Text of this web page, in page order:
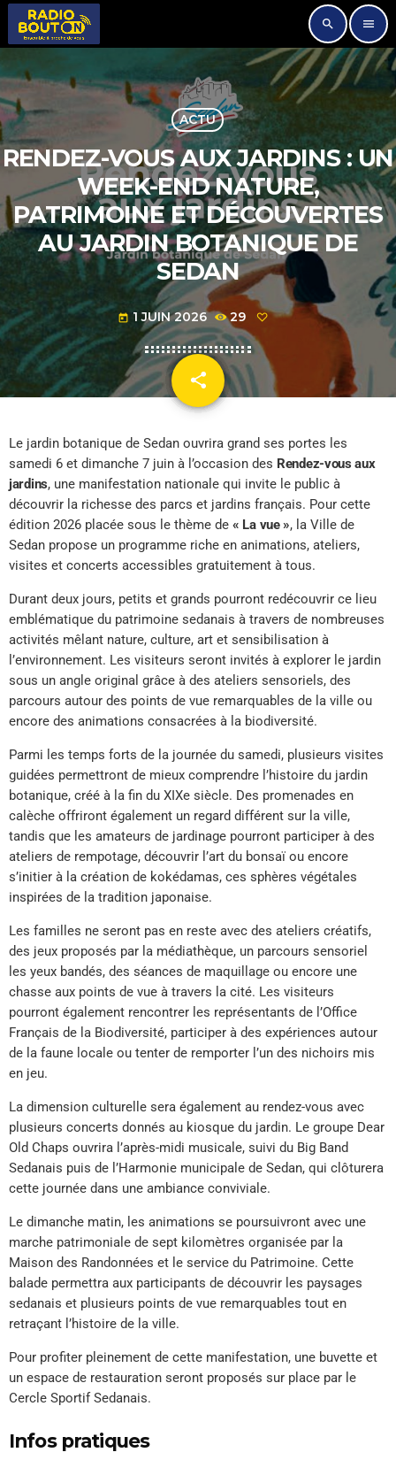
search menu
ACTU
RENDEZ-VOUS AUX JARDINS : UN
WEEK-END NATURE,
PATRIMOINE ET DÉCOUVERTES
AU JARDIN BOTANIQUE DE
SEDAN
today 1 JUIN 2026 29
share
email
Le jardin botanique de Sedan ouvrira grand ses portes les
samedi 6 et dimanche 7 juin à l’occasion des Rendez-vous aux
jardins, une manifestation nationale qui invite le public à
découvrir la richesse des parcs et jardins français. Pour cette
édition 2026 placée sous le thème de « La vue », la Ville de
Sedan propose un programme riche en animations, ateliers,
visites et concerts accessibles gratuitement à tous.
Durant deux jours, petits et grands pourront redécouvrir ce lieu
emblématique du patrimoine sedanais à travers de nombreuses
activités mêlant nature, culture, art et sensibilisation à
l’environnement. Les visiteurs seront invités à explorer le jardin
sous un angle original grâce à des ateliers sensoriels, des
parcours autour des points de vue remarquables de la ville ou
encore des animations consacrées à la biodiversité.
Parmi les temps forts de la journée du samedi, plusieurs visites
guidées permettront de mieux comprendre l’histoire du jardin
botanique, créé à la fin du XIXe siècle. Des promenades en
calèche offriront également un regard différent sur la ville,
tandis que les amateurs de jardinage pourront participer à des
ateliers de rempotage, découvrir l’art du bonsaï ou encore
s’initier à la création de kokédamas, ces sphères végétales
inspirées de la tradition japonaise.
Les familles ne seront pas en reste avec des ateliers créatifs,
des jeux proposés par la médiathèque, un parcours sensoriel
les yeux bandés, des séances de maquillage ou encore une
chasse aux points de vue à travers la cité. Les visiteurs
pourront également rencontrer les représentants de l’Office
Français de la Biodiversité, participer à des expériences autour
de la faune locale ou tenter de remporter l’un des nichoirs mis
en jeu.
La dimension culturelle sera également au rendez-vous avec
plusieurs concerts donnés au kiosque du jardin. Le groupe Dear
Old Chaps ouvrira l’après-midi musicale, suivi du Big Band
Sedanais puis de l’Harmonie municipale de Sedan, qui clôturera
cette journée dans une ambiance conviviale.
Le dimanche matin, les animations se poursuivront avec une
marche patrimoniale de sept kilomètres organisée par la
Maison des Randonnées et le service du Patrimoine. Cette
balade permettra aux participants de découvrir les paysages
sedanais et plusieurs points de vue remarquables tout en
retraçant l’histoire de la ville.
Pour profiter pleinement de cette manifestation, une buvette et
un espace de restauration seront proposés sur place par le
Cercle Sportif Sedanais.
Infos pratiques